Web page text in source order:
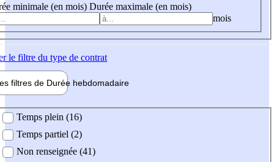
minimale (en mois) Durée maximale (en mois)
mois
le filtre du type de contrat
filtres de Durée hebdomadaire
Temps plein (16)
Temps partiel (2)
Non renseignée (41)